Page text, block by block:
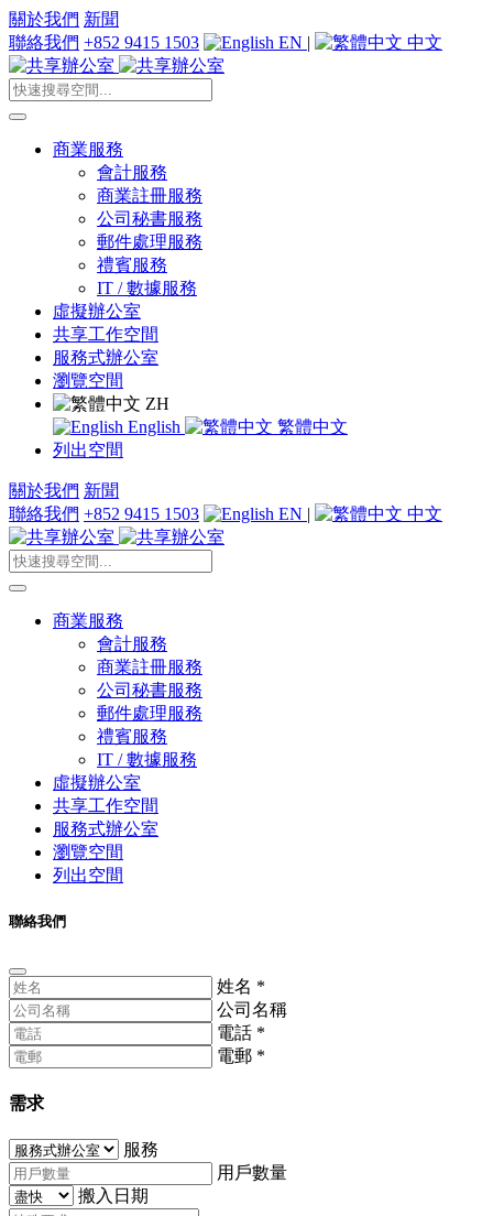
關於我們 新聞
聯絡我們 +852 9415 1503 EN | 中文
商業服務
會計服務
商業註冊服務
公司秘書服務
郵件處理服務
禮賓服務
IT / 數據服務
虛擬辦公室
共享工作空間
服務式辦公室
瀏覽空間
ZH
English
繁體中文
列出空間
關於我們 新聞
聯絡我們 +852 9415 1503 EN | 中文
商業服務
會計服務
商業註冊服務
公司秘書服務
郵件處理服務
禮賓服務
IT / 數據服務
虛擬辦公室
共享工作空間
服務式辦公室
瀏覽空間
列出空間
聯絡我們
姓名 *
公司名稱
電話 *
電郵 *
需求
服務
用戶數量
搬入日期